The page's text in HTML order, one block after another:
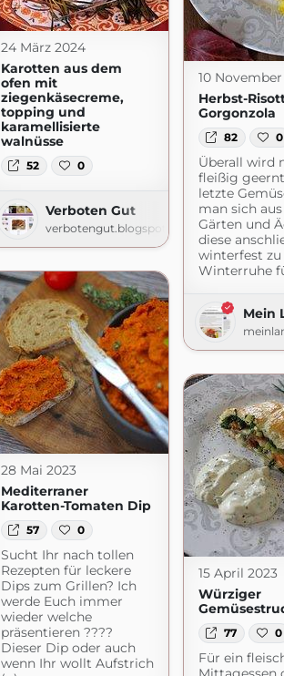
24 März 2024
Karotten aus dem
ofen mit
ziegenkäsecreme,
topping und
karamellisierte
walnüsse
52 0
Verboten Gut
verbotengut.blogspot.com
10
Herbst-
Gorgonzola
82 0
Überall wird
fleißig
letzte
man sich
Gärten und
diese
winterfest zu
Winterruhe
Mein
28 Mai 2023
Mediterraner
Karotten-Tomaten Dip
57 0
Sucht Ihr nach tollen
Rezepten für leckere
Dips zum Grillen? Ich
werde Euch immer
wieder welche
präsentieren ????
Dieser Dip oder auch
wenn Ihr wollt Aufstrich
15 April 2023
Würziger
77 0
Für ein